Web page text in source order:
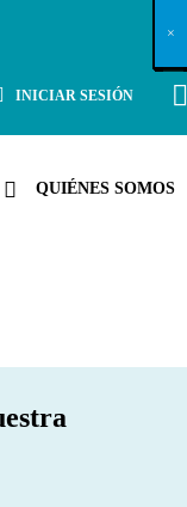
INICIAR SESIÓN
QUIÉNES SOMOS
X
×
×
×
×
×
×
×
×
×
×
×
×
×
×
×
×
×
×
×
×
×
×
×
×
×
×
×
×
×
×
×
×
×
×
×
×
×
×
×
×
×
×
×
×
×
×
×
×
×
×
×
×
×
×
×
×
×
×
×
×
×
×
×
×
×
×
×
×
×
×
×
×
×
×
×
×
×
×
×
×
×
×
×
×
×
×
×
×
×
×
×
×
×
×
×
×
×
×
×
×
×
×
×
×
×
×
×
×
×
×
×
×
×
×
×
×
×
×
×
×
×
×
×
×
×
×
×
×
×
×
×
×
×
×
×
×
×
×
×
×
×
×
×
×
×
×
×
×
×
×
×
×
×
×
×
×
×
×
×
×
×
×
×
×
×
×
×
×
×
×
×
×
×
×
×
×
×
×
×
×
×
×
×
×
×
×
×
×
×
×
×
×
×
×
×
×
×
×
×
×
×
×
×
×
×
×
×
×
×
×
×
×
×
×
×
×